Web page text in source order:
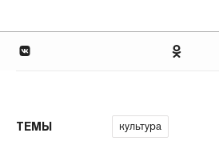
ТЕМЫ культура